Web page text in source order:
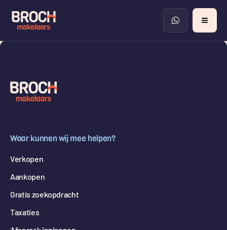
Waar kunnen wij mee helpen?
Verkopen
Aankopen
Gratis zoekopdracht
Taxaties